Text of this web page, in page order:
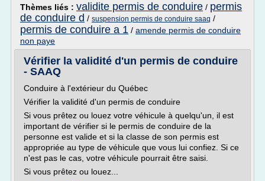
Thèmes liés : validite permis de conduire / permis
de conduire d / suspension permis de conduire saaq /
permis de conduire a 1 / amende permis de conduire
non paye
Vérifier la validité d'un permis de conduire
- SAAQ
Conduire à l'extérieur du Québec
Vérifier la validité d'un permis de conduire
Si vous prêtez ou louez votre véhicule à quelqu'un, il est
important de vérifier si le permis de conduire de la
personne est valide et si la classe de son permis est
appropriée au type de véhicule que vous lui confiez. Si ce
n'est pas le cas, votre véhicule pourrait être saisi.
Si vous prêtez ou louez...